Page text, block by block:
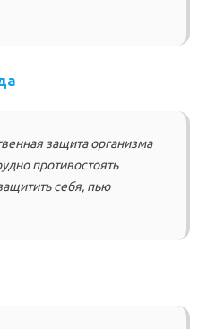
защита организма
противостоять
себя, пью